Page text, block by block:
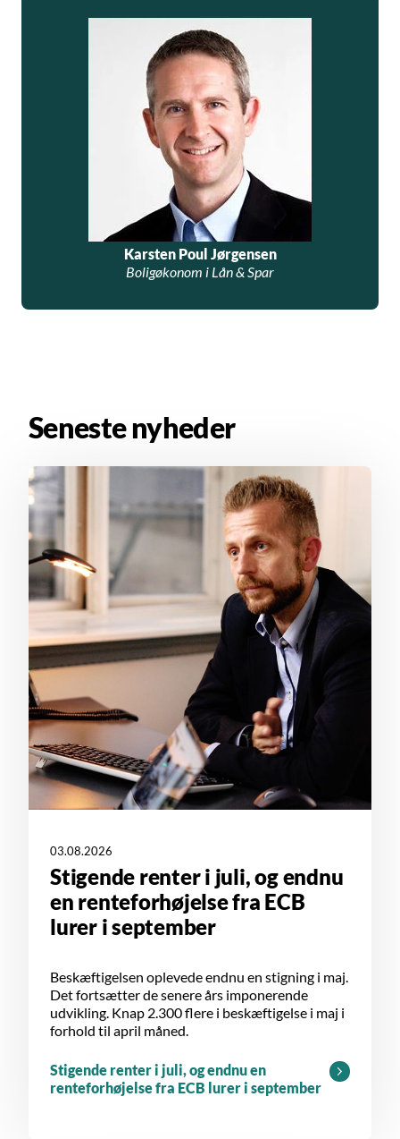
Karsten Poul Jørgensen
Boligøkonom i Lån & Spar
Seneste nyheder
03.08.2026
Stigende renter i juli, og endnu
en renteforhøjelse fra ECB
lurer i september
Beskæftigelsen oplevede endnu en stigning i maj.
Det fortsætter de senere års imponerende
udvikling. Knap 2.300 flere i beskæftigelse i maj i
forhold til april måned.
Stigende renter i juli, og endnu en
renteforhøjelse fra ECB lurer i september